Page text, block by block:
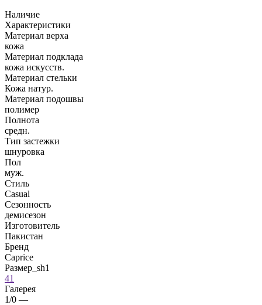
Наличие
Характеристики
Материал верха
кожа
Материал подклада
кожа искусств.
Материал стельки
Кожа натур.
Материал подошвы
полимер
Полнота
средн.
Тип застежки
шнуровка
Пол
муж.
Стиль
Casual
Сезонность
демисезон
Изготовитель
Пакистан
Бренд
Caprice
Размер_sh1
41
Галерея
1/0 —